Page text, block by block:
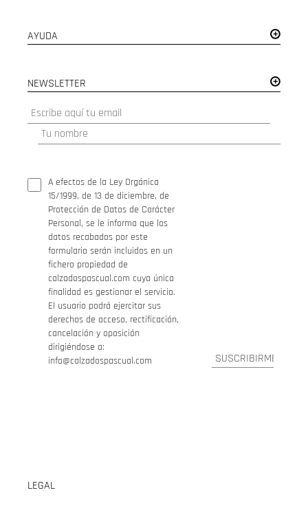
AYUDA
NEWSLETTER
A efectos de la Ley Orgánica
15/1999, de 13 de diciembre, de
Protección de Datos de Carácter
Personal, se le informa que los
datos recabados por este
formulario serán incluidos en un
fichero propiedad de
calzadospascual.com cuya única
finalidad es gestionar el servicio.
El usuario podrá ejercitar sus
derechos de acceso, rectificación,
cancelación y oposición
dirigiéndose a:
info@calzadospascual.com
LEGAL